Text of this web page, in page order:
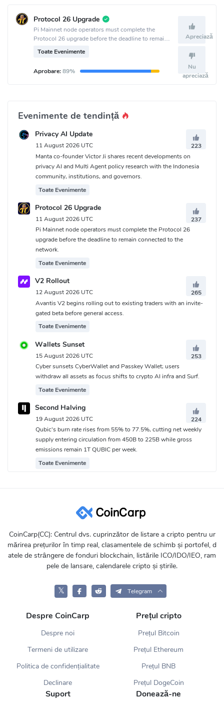
Protocol 26 Upgrade
Pi Mainnet node operators must complete the
Protocol 26 upgrade before the deadline to remain
connected to the network.
Toate Evenimente
Aprobare:89%
Apreciază
Nu
apreciază
Evenimente de tendință
Privacy AI Update
11 August 2026 UTC
223
Manta co-founder Victor Ji shares recent developments on
privacy AI and Multi Agent policy research with the Indonesia
community, institutions, and governors.
Toate Evenimente
Protocol 26 Upgrade
11 August 2026 UTC
237
Pi Mainnet node operators must complete the Protocol 26
upgrade before the deadline to remain connected to the
network.
Toate Evenimente
V2 Rollout
12 August 2026 UTC
265
Avantis V2 begins rolling out to existing traders with an invite-
gated beta before general access.
Toate Evenimente
Wallets Sunset
15 August 2026 UTC
253
Cyber sunsets CyberWallet and Passkey Wallet; users
withdraw all assets as focus shifts to crypto AI infra and Surf.
Toate Evenimente
Second Halving
19 August 2026 UTC
224
Qubic's burn rate rises from 55% to 77.5%, cutting net weekly
supply entering circulation from 450B to 225B while gross
emissions remain 1T QUBIC per week.
Toate Evenimente
CoinCarp(CC): Centrul dvs. cuprinzător de listare a cripto pentru ur
mărirea prețurilor în timp real, clasamentele de schimb și portofel, d
atele de strângere de fonduri blockchain, listările ICO/IDO/IEO, ram
pele de lansare, calendarele cripto și știrile.
𝕏 Telegram
Despre CoinCarp
Despre noi
Termeni de utilizare
Politica de confidențialitate
Declinare
Prețul cripto
Prețul Bitcoin
Prețul Ethereum
Prețul BNB
Prețul DogeCoin
Suport Donează-ne